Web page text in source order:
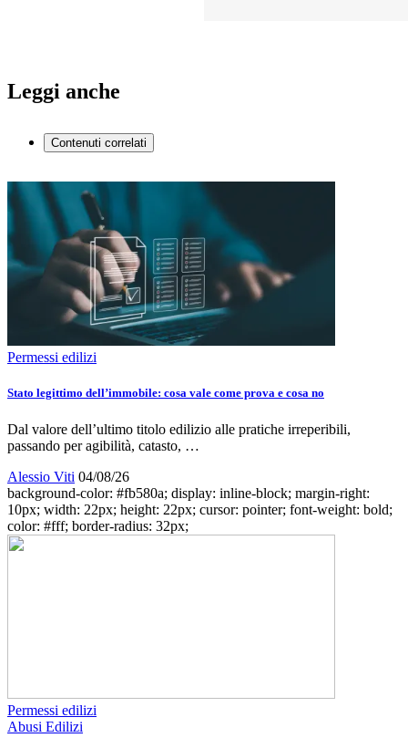
Leggi anche
Contenuti correlati
Permessi edilizi
Stato legittimo dell’immobile: cosa vale come prova e cosa no
Dal valore dell’ultimo titolo edilizio alle pratiche irreperibili,
passando per agibilità, catasto, …
Alessio Viti 04/08/26
background-color: #fb580a; display: inline-block; margin-right:
10px; width: 22px; height: 22px; cursor: pointer; font-weight: bold;
color: #fff; border-radius: 32px;
Permessi edilizi
Abusi Edilizi